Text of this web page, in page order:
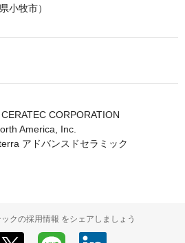
小牧市）
CORPORATION
America, Inc.
アドバンスドセラミック
クの採用情報 をシェアしましょう